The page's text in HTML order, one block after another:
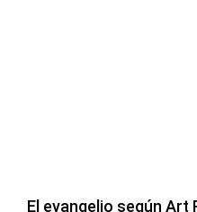
El evangelio según Art